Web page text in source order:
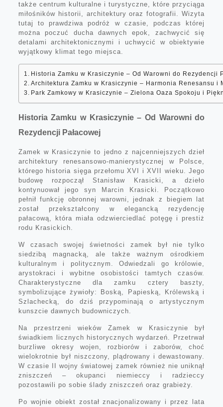
także centrum kulturalne i turystyczne, które przyciąga
miłośników historii, architektury oraz fotografii. Wizyta
tutaj to prawdziwa podróż w czasie, podczas której
można poczuć ducha dawnych epok, zachwycić się
detalami architektonicznymi i uchwycić w obiektywie
wyjątkowy klimat tego miejsca.
Historia Zamku w Krasiczynie – Od Warowni do Rezydencji
Architektura Zamku w Krasiczynie – Harmonia Renesansu i
Park Zamkowy w Krasiczynie – Zielona Oaza Spokoju i
Historia Zamku w Krasiczynie – Od Warowni do
Rezydencji Pałacowej
Zamek w Krasiczynie to jedno z najcenniejszych dzieł
architektury renesansowo-manierystycznej w Polsce,
którego historia sięga przełomu XVI i XVII wieku. Jego
budowę rozpoczął Stanisław Krasicki, a dzieło
kontynuował jego syn Marcin Krasicki. Początkowo
pełnił funkcję obronnej warowni, jednak z biegiem lat
został przekształcony w elegancką rezydencję
pałacową, która miała odzwierciedlać potęgę i prestiż
rodu Krasickich.
W czasach swojej świetności zamek był nie tylko
siedzibą magnacką, ale także ważnym ośrodkiem
kulturalnym i politycznym. Odwiedzali go królowie,
arystokraci i wybitne osobistości tamtych czasów.
Charakterystyczne dla zamku cztery baszty,
symbolizujące żywioły: Boską, Papieską, Królewską i
Szlachecką, do dziś przypominają o artystycznym
kunszcie dawnych budowniczych.
Na przestrzeni wieków Zamek w Krasiczynie był
świadkiem licznych historycznych wydarzeń. Przetrwał
burzliwe okresy wojen, rozbiorów i zaborów, choć
wielokrotnie był niszczony, plądrowany i dewastowany.
W czasie II wojny światowej zamek również nie uniknął
zniszczeń – okupanci niemieccy i radzieccy
pozostawili po sobie ślady zniszczeń oraz grabieży.
Po wojnie obiekt został znacjonalizowany i przez lata